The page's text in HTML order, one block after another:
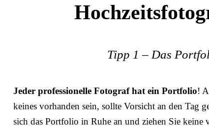
Tipp 1 – Das
Jeder professionelle Fotograf hat ein Portfolio!
keines vorhanden sein, sollte Vorsicht an den Tag
sich das Portfolio in Ruhe an und ziehen Sie keine